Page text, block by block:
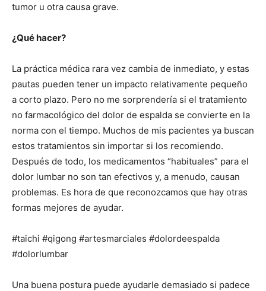
tumor u otra causa grave.
¿Qué hacer?
La práctica médica rara vez cambia de inmediato, y estas
pautas pueden tener un impacto relativamente pequeño
a corto plazo. Pero no me sorprendería si el tratamiento
no farmacológico del dolor de espalda se convierte en la
norma con el tiempo. Muchos de mis pacientes ya buscan
estos tratamientos sin importar si los recomiendo.
Después de todo, los medicamentos “habituales” para el
dolor lumbar no son tan efectivos y, a menudo, causan
problemas. Es hora de que reconozcamos que hay otras
formas mejores de ayudar.
#taichi #qigong #artesmarciales #dolordeespalda
#dolorlumbar
Una buena postura puede ayudarle demasiado si padece